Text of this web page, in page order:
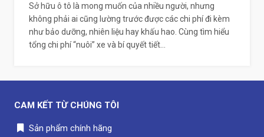
Sở hữu ô tô là mong muốn của nhiều người, nhưng
không phải ai cũng lường trước được các chi phí đi kèm
như bảo dưỡng, nhiên liệu hay khấu hao. Cùng tìm hiểu
tổng chi phí “nuôi” xe và bí quyết tiết...
CAM KẾT TỪ CHÚNG TÔI
Sản phẩm chính hãng